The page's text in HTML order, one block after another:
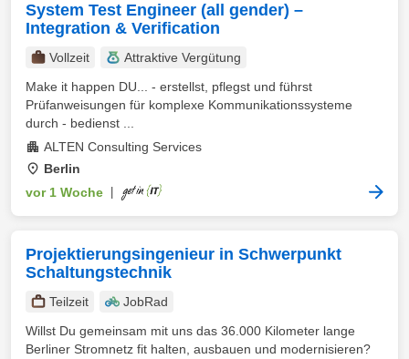
System Test Engineer (all gender) –
Integration & Verification
Vollzeit
Attraktive Vergütung
Make it happen DU... - erstellst, pflegst und führst
Prüfanweisungen für komplexe Kommunikationssysteme
durch - bedienst ...
ALTEN Consulting Services
Berlin
vor 1 Woche
Projektierungsingenieur in Schwerpunkt
Schaltungstechnik
Teilzeit
JobRad
Willst Du gemeinsam mit uns das 36.000 Kilometer lange
Berliner Stromnetz fit halten, ausbauen und modernisieren?